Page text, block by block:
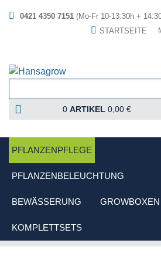
0421 4350 7151 (Mo-Fr 10-13:30h +
STARTSEITE
0 ARTIKEL 0,00 €
PFLANZENPFLEGE
PFLANZENBELEUCHTUNG
BEWÄSSERUNG GROWBOXEN
KOMPLETTSETS